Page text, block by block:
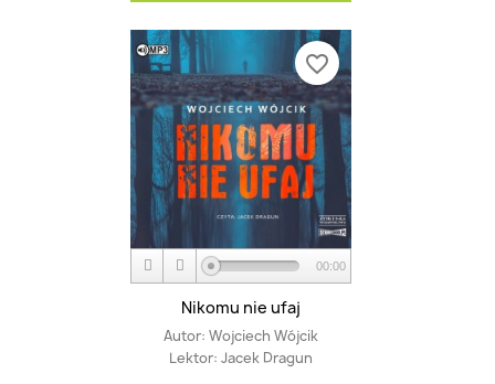
00:00
Nikomu nie ufaj
Autor: Wojciech Wójcik
Lektor: Jacek Dragun
favorite_border